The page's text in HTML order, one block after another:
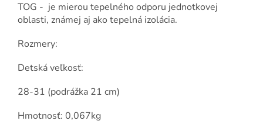
TOG - je mierou tepelného odporu jednotkovej
oblasti, známej aj ako tepelná izolácia.
Rozmery:
Detská veľkosť:
28-31 (podrážka 21 cm)
Hmotnosť: 0,067kg